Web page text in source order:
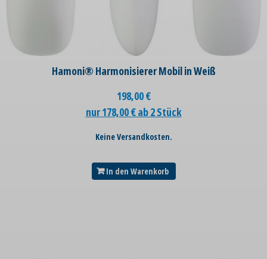
Hamoni® Harmonisierer Mobil in Weiß
198,00€
nur 178,00 € ab 2 Stück
Keine Versandkosten.
In den Warenkorb